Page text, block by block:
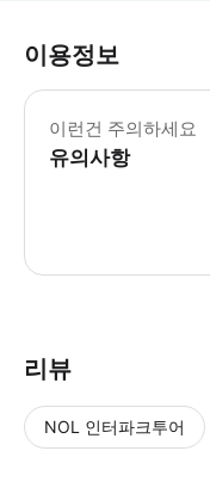
이용정보
이런건 주의하세요
유의사항
리뷰
NOL 인터파크투어